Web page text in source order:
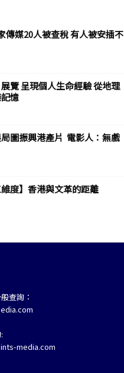
傳媒20人被查稅 有人被安插不
展覽 呈現個人生命經驗 從地理
憶
圖振興港產片 電影人：無戲
維度】香港與文革的距離
查詢：
media.com